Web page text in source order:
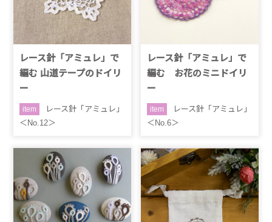
レース針「アミュレ」で
編む 山道テープのドイリ
ー
item
レース針「アミュレ」
＜No.12＞
レース針「アミュレ」で
編む お花のミニドイリ
ー
item
レース針「アミュレ」
＜No.6＞